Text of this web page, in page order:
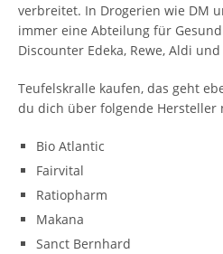
verbreitet. In Drogerien wie DM
immer eine Abteilung für
Discounter Edeka, Rewe, Aldi
Teufelskralle kaufen, das geht
du dich über folgende Hersteller
Bio Atlantic
Fairvital
Ratiopharm
Makana
Sanct Bernhard